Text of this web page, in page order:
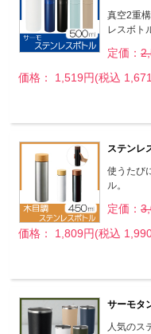
真空2重
レスボト
定価：
価格： 1,519円(税込
ステンレ
使うたび
ル。
定価：
価格： 1,809円(税込
サーモタ
人気のス